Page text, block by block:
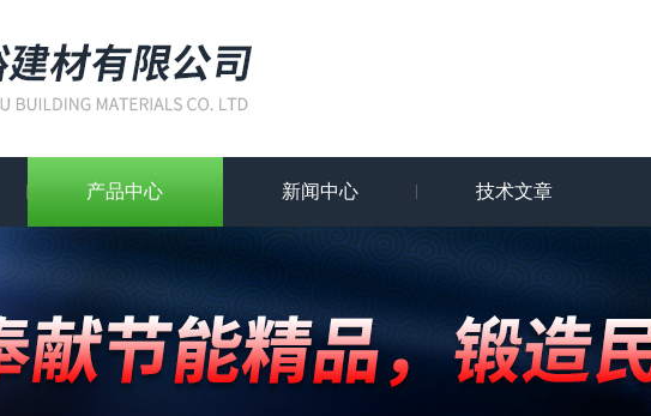
产品中心 新闻中心 技术文章